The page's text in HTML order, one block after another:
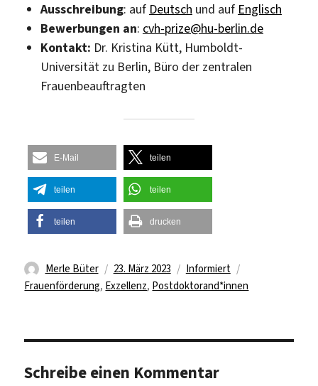
Ausschreibung: auf Deutsch und auf Englisch
Bewerbungen an: cvh-prize@hu-berlin.de
Kontakt: Dr. Kristina Kütt, Humboldt-
Universität zu Berlin, Büro der zentralen
Frauenbeauftragten
E-Mail teilen
teilen teilen
teilen drucken
Autor
Merle Büter
Veröffentlicht
am
23. März 2023 Kategorien
Informiert
Frauenförderung, Exzellenz, Postdoktorand*innen
Schreibe einen Kommentar